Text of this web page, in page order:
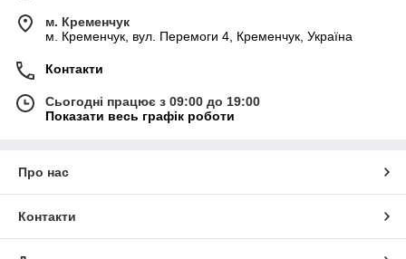
м. Кременчук
м. Кременчук, вул. Перемоги 4, Кременчук, Україна
Контакти
Сьогодні працює з 09:00 до 19:00
Показати весь графік роботи
Про нас
Контакти